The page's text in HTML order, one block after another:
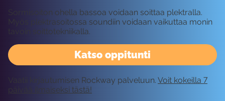
Katso oppitunti
Sormisoiton ohella bassoa voidaan soittaa plektralla.
Myös plektrasoitossa soundiin voidaan vaikuttaa monin
tavoin soittotekniikalla.
Vaatii kirjautumisen Rockway palveluun. Voit kokeilla 7
päivää ilmaiseksi tästä!